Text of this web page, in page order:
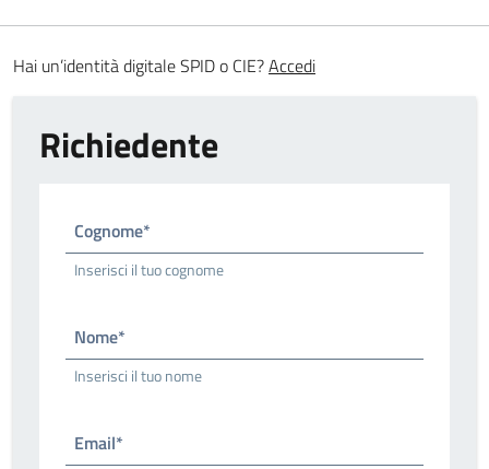
Hai un’identità digitale SPID o CIE?Accedi
Richiedente
Cognome*
Inserisci il tuo cognome
Nome*
Inserisci il tuo nome
Email*